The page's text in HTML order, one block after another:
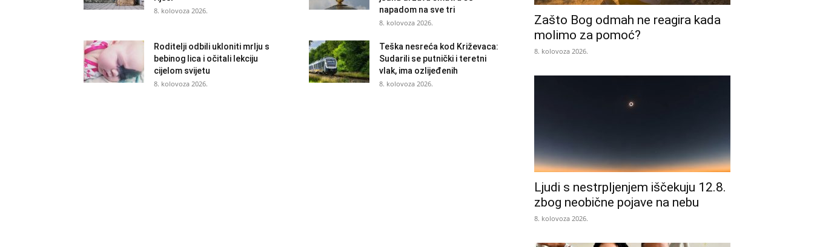
8. kolovoza 2026.
napadom na sve tri
8. kolovoza 2026.
Roditelji odbili ukloniti mrlju s
bebinog lica i očitali lekciju
cijelom svijetu
8. kolovoza 2026.
Teška nesreća kod Križevaca:
Sudarili se putnički i teretni
vlak, ima ozlijeđenih
8. kolovoza 2026.
Zašto Bog odmah ne reagira kada
molimo za pomoć?
8. kolovoza 2026.
Ljudi s nestrpljenjem iščekuju 12.8.
zbog neobične pojave na nebu
8. kolovoza 2026.